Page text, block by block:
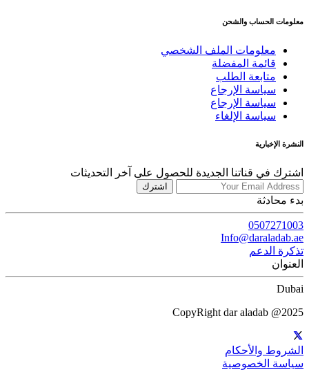
معلومات الحساب والشحن
معلومات الملف الشخصي
قائمة المفضلة
متابعة الطلب
سياسة الإرجاع
سياسة الإرجاع
سياسة الإلغاء
النشرة الإخبارية
اشترك في قناتنا الجديدة للحصول على آخر التحديثات
اشترك
بدء محادثة
0507271003
Info@daraladab.ae
تذكرة الدعم
العنوان
Dubai
CopyRight dar aladab @2025
الشروط والأحكام
سياسة الخصوصية